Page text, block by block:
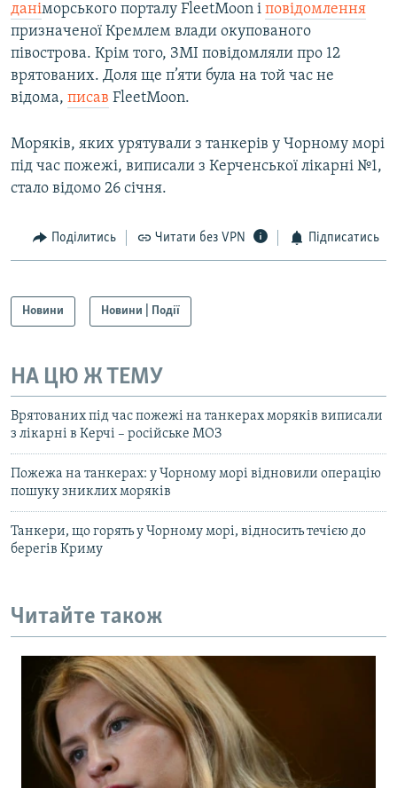
даніморського порталу FleetMoon і повідомлення
призначеної Кремлем влади окупованого
півострова. Крім того, ЗМІ повідомляли про 12
врятованих. Доля ще п’яти була на той час не
відома, писав FleetMoon.​
Моряків, яких урятували з танкерів у Чорному морі
під час пожежі, виписали з Керченської лікарні №1,
стало відомо 26 січня.
Поділитись Читати без VPN Підписатись
Новини Новини | Події
НА ЦЮ Ж ТЕМУ
Врятованих під час пожежі на танкерах моряків виписали
з лікарні в Керчі – російське МОЗ
Пожежа на танкерах: у Чорному морі відновили операцію
пошуку зниклих моряків
Танкери, що горять у Чорному морі, відносить течією до
берегів Криму
Читайте також